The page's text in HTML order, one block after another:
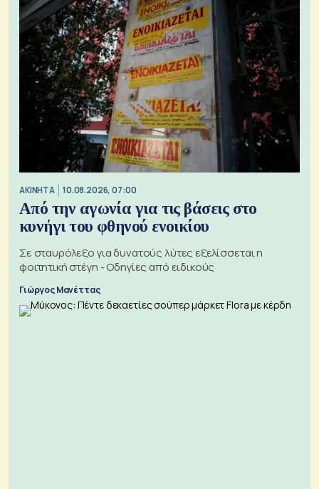
ΑΚΙΝΗΤΑ 10.08.2026, 07:00
Από την αγωνία για τις βάσεις στο
κυνήγι του φθηνού ενοικίου
Σε σταυρόλεξο για δυνατούς λύτες εξελίσσεται η
φοιτητική στέγη - Οδηγίες από ειδικούς
Γιώργος Μανέττας